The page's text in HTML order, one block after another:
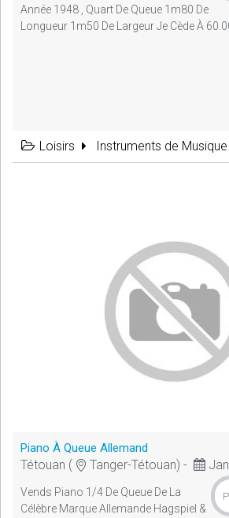
Année 1948 , Quart De Queue 1m80 De
Longueur 1m50 De Largeur Je Cède À
Loisirs Instruments de Musique
Piano À Queue Allemand
Tétouan ( Tanger-Tétouan) -
Vends Piano 1/4 De Queue De La
Célèbre Marque Allemande Hagspiel &